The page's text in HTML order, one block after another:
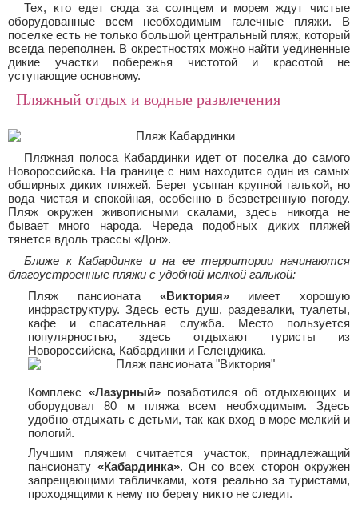
Тех, кто едет сюда за солнцем и морем ждут чистые
оборудованные всем необходимым галечные пляжи. В
поселке есть не только большой центральный пляж, который
всегда переполнен. В окрестностях можно найти уединенные
дикие участки побережья чистотой и красотой не
уступающие основному.
Пляжный отдых и водные развлечения
Пляжная полоса Кабардинки идет от поселка до самого
Новороссийска. На границе с ним находится один из самых
обширных диких пляжей. Берег усыпан крупной галькой, но
вода чистая и спокойная, особенно в безветренную погоду.
Пляж окружен живописными скалами, здесь никогда не
бывает много народа. Череда подобных диких пляжей
тянется вдоль трассы «Дон».
Ближе к Кабардинке и на ее территории начинаются
благоустроенные пляжи с удобной мелкой галькой:
Пляж пансионата «Виктория»имеет хорошую
инфраструктуру. Здесь есть душ, раздевалки, туалеты,
кафе и спасательная служба. Место пользуется
популярностью, здесь отдыхают туристы из
Новороссийска, Кабардинки и Геленджика.
Комплекс «Лазурный»позаботился об отдыхающих и
оборудовал 80 м пляжа всем необходимым. Здесь
удобно отдыхать с детьми, так как вход в море мелкий и
пологий.
Лучшим пляжем считается участок, принадлежащий
пансионату «Кабардинка». Он со всех сторон окружен
запрещающими табличками, хотя реально за туристами,
проходящими к нему по берегу никто не следит.